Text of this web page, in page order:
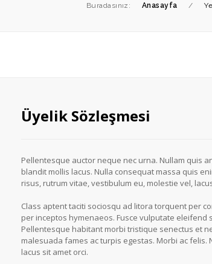
Buradasınız: Anasayfa /
Üyelik Sözleşmesi
Pellentesque auctor neque nec urna. Nullam quis
blandit mollis lacus. Nulla consequat massa quis
risus, rutrum vitae, vestibulum eu, molestie vel,
Class aptent taciti sociosqu ad litora torquent per
per inceptos hymenaeos. Fusce vulputate eleifend
Pellentesque habitant morbi tristique senectus et
malesuada fames ac turpis egestas. Morbi ac felis.
lacus sit amet orci.